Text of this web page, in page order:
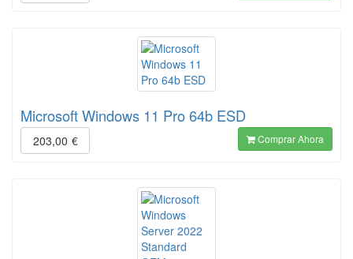
Microsoft Windows 11 Pro 64b ESD
203,00 € Comprar Ahora